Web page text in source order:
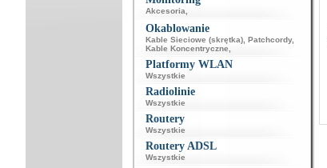
Akcesoria
Okablowanie
Kable Sieciowe (skrętka), Patchcordy,
Kable Koncentryczne
Platformy WLAN
Wszystkie
Radiolinie
Wszystkie
Routery
Wszystkie
Routery ADSL
Wszystkie